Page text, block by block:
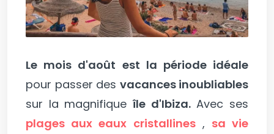
Le mois d'août est la période idéale
pour passer des vacances inoubliables
sur la magnifique île d'Ibiza.Avec ses
plages aux eaux cristallines, sa vie